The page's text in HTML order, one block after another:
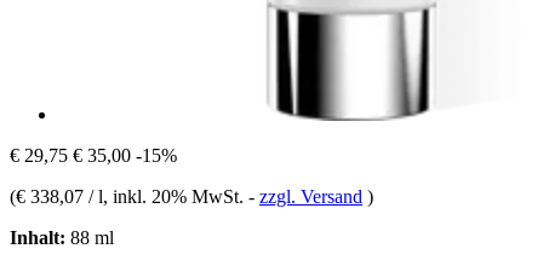
€ 29,75 € 35,00 -15%
(€ 338,07 / l, inkl. 20% MwSt. - zzgl. Versand )
Inhalt: 88 ml